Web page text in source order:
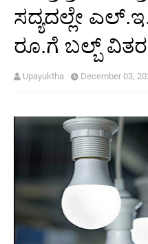
ಸದ್ಯದಲ್ಲೇ
ರೂ.ಗೆ ಬಲ್ಬ್‌
Upayuktha December 03,